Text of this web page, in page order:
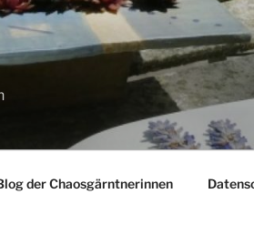
der Chaosgärntnerinnen